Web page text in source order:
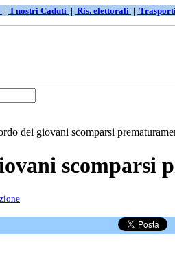
| I nostri Caduti | Ris. elettorali |
dei giovani scomparsi
scomparsi